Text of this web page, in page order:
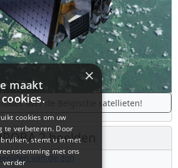
over de Belgische satellieten!
2 beelden
×
maakt
cookies om uw
te verbeteren. Door
stemt u in met
met ons
verder